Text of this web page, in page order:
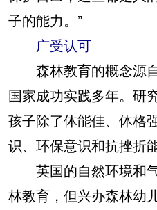
子的能力。”
广受认可
森林教育的概念源
国家成功实践多年。研
孩子除了体能佳、体格
识、环保意识和抗挫折
英国的自然环境和
林教育，但兴办森林幼